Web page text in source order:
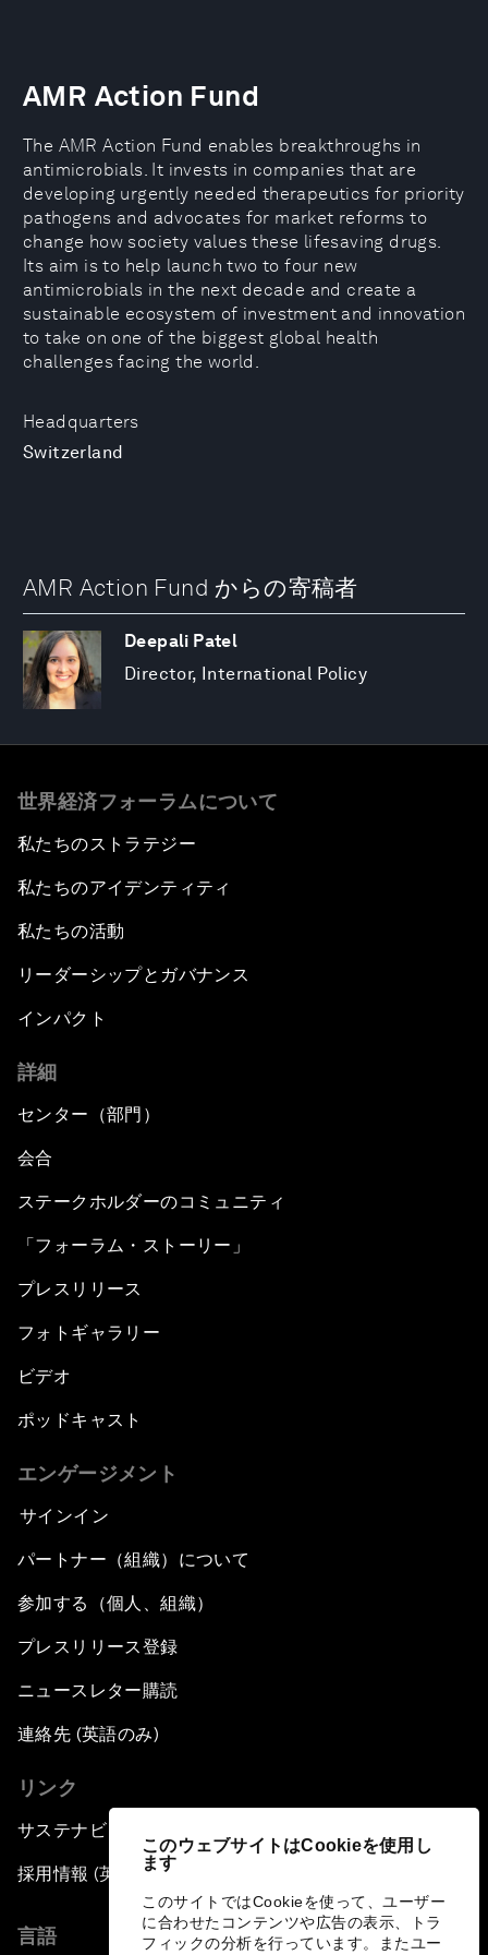
このウェブサイトはCookieを使用し
ます
このサイトではCookieを使って、ユーザー
に合わせたコンテンツや広告の表示、トラ
フィックの分析を行っています。またユー
Headquarters
Switzerland
AMR Action Fund
The AMR Action Fund enables breakthroughs in
antimicrobials. It invests in companies that are
developing urgently needed therapeutics for priority
pathogens and advocates for market reforms to
change how society values these lifesaving drugs.
Its aim is to help launch two to four new
antimicrobials in the next decade and create a
sustainable ecosystem of investment and innovation
to take on one of the biggest global health
challenges facing the world.
AMR Action Fund からの寄稿者
Deepali Patel
Director, International Policy
世界経済フォーラムについて
私たちのストラテジー
私たちのアイデンティティ
私たちの活動
リーダーシップとガバナンス
インパクト
詳細
センター（部門）
会合
ステークホルダーのコミュニティ
「フォーラム・ストーリー」
プレスリリース
フォトギャラリー
ビデオ
ポッドキャスト
エンゲージメント
サインイン
パートナー（組織）について
参加する（個人、組織）
プレスリリース登録
ニュースレター購読
連絡先 (英語のみ)
リンク
サステナビリティへの取り組み
採用情報 (英語のみ)
言語